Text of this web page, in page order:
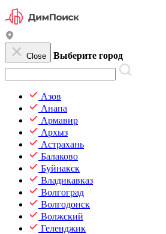
Close Выберите город
Азов
Анапа
Армавир
Архыз
Астрахань
Балаково
Буйнакск
Владикавказ
Волгоград
Волгодонск
Волжский
Геленджик